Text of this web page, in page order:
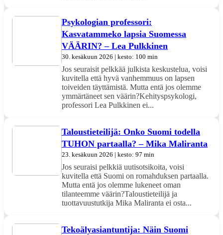
Psykologian professori:
Kasvatammeko lapsia Suomessa
VÄÄRIN? – Lea Pulkkinen
30. kesäkuun 2026 | kesto: 100 min
Jos seuraisit pelkkää julkista keskustelua, voisi
kuvitella että hyvä vanhemmuus on lapsen
toiveiden täyttämistä. Mutta entä jos olemme
ymmärtäneet sen väärin?Kehityspsykologi,
professori Lea Pulkkinen ei...
Taloustieteilijä: Onko Suomi todella
TUHON partaalla? – Mika Maliranta
23. kesäkuun 2026 | kesto: 97 min
Jos seuraisi pelkkiä uutisotsikoita, voisi
kuvitella että Suomi on romahduksen partaalla.
Mutta entä jos olemme lukeneet oman
tilanteemme väärin?Taloustieteilijä ja
tuottavuustutkija Mika Maliranta ei osta...
Tekoälyasiantuntija: Näin Suomi